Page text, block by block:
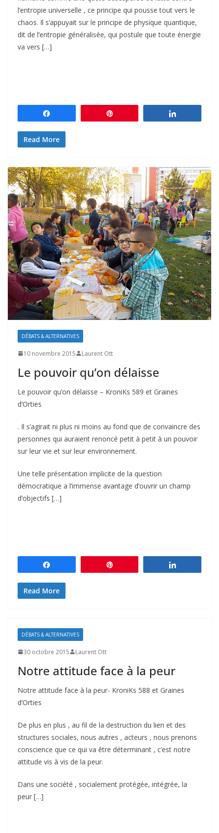
l’entropie universelle , ce principe qui pousse tout vers le
chaos. Il s’appuyait sur le principe de physique quantique,
dit de l’entropie généralisée, qui postule que toute énergie
va vers […]
Read More
DÉBATS & ALTERNATIVES
10 novembre 2015 Laurent Ott
Le pouvoir qu’on délaisse
Le pouvoir qu’on délaisse – KroniKs 589 et Graines
d’Orties
. Il s’agirait ni plus ni moins au fond que de convaincre des
personnes qui auraient renoncé petit à petit à un pouvoir
sur leur vie et sur leur environnement.
Une telle présentation implicite de la question
démocratique a l’immense avantage d’ouvrir un champ
d’objectifs […]
Read More
DÉBATS & ALTERNATIVES
30 octobre 2015 Laurent Ott
Notre attitude face à la peur
Notre attitude face à la peur- KroniKs 588 et Graines
d’Orties
De plus en plus , au fil de la destruction du lien et des
structures sociales, nous autres , acteurs , nous prenons
conscience que ce qui va être déterminant , c’est notre
attitude vis à vis de la peur.
Dans une société , socialement protégée, intégrée, la
peur […]